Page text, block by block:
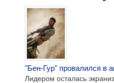
"Бен-Гур" провалился в
Лидером осталась